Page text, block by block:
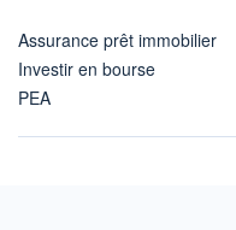
Assurance prêt immobilier
Investir en bourse
PEA